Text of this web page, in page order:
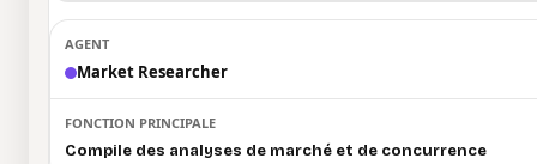
Market Researcher
Compile des analyses de marché et de concurrence